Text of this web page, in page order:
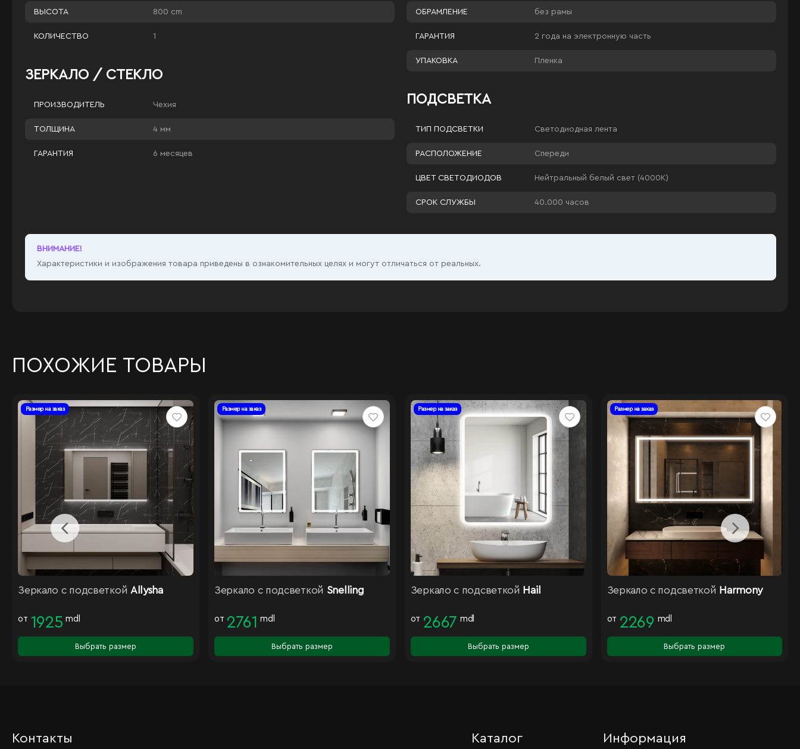
ВЫСОТА 800 cm
КОЛИЧЕСТВО 1
ОБРАМЛЕНИЕ без рамы
ГАРАНТИЯ 2 года на электронную часть
УПАКОВКА Пленка
ЗЕРКАЛО / СТЕКЛО
ПРОИЗВОДИТЕЛЬ Чехия
ТОЛЩИНА 4 мм
ГАРАНТИЯ 6 месяцев
ПОДСВЕТКА
ТИП ПОДСВЕТКИ Светодиодная лента
РАСПОЛОЖЕНИЕ Спереди
ЦВЕТ СВЕТОДИОДОВ Нейтральный белый свет (4000К)
СРОК СЛУЖБЫ 40.000 часов
ВНИМАНИЕ!
Характеристики и изображения товара приведены в ознакомительных целях и могут отличаться от реальных.
ПОХОЖИЕ ТОВАРЫ
Размер на заказ
Зеркало с подсветкой Allysha
от 1925 mdl
Выбрать размер
Размер на заказ
Зеркало с подсветкой Snelling
от 2761 mdl
Выбрать размер
Размер на заказ
Зеркало с подсветкой Hail
от 2667 mdl
Выбрать размер
Размер на заказ
Зеркало с подсветкой Harmony
от 2269 mdl
Выбрать размер
Контакты Каталог Информация